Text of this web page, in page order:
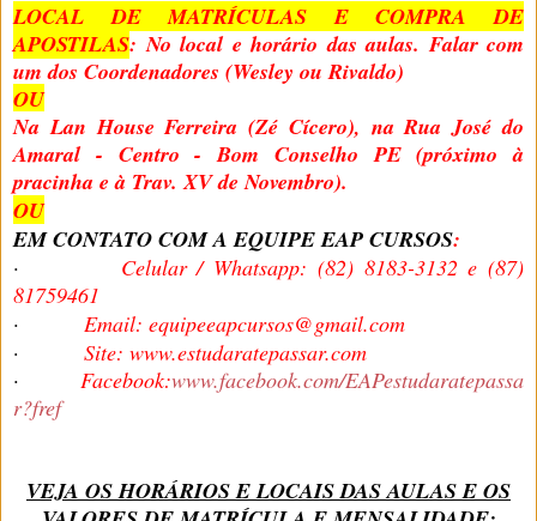
LOCAL DE MATRÍCULAS E COMPRA DE
APOSTILAS: No local e horário das aulas. Falar com
um dos Coordenadores (Wesley ou Rivaldo)
OU
Na Lan House Ferreira (Zé Cícero), na Rua José do
Amaral - Centro - Bom Conselho PE (próximo à
pracinha e à Trav. XV de Novembro).
OU
EM CONTATO COM A EQUIPE EAP CURSOS:
·
Celular / Whatsapp: (82) 8183-3132 e (87)
81759461
·
Email: equipeeapcursos@gmail.com
·
Site: www.estudaratepassar.com
·
Facebook:www.facebook.com/EAPestudaratepassa
r?fref
VEJA OS HORÁRIOS E LOCAIS DAS AULAS E OS